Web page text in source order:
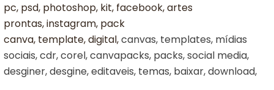
pc, psd, photoshop, kit, facebook, artes
prontas, instagram, pack
canva, template, digital,canvas, templates, mídias
sociais, cdr, corel, canvapacks, packs, social media,
desginer, desgine, editaveis, temas, baixar, download,